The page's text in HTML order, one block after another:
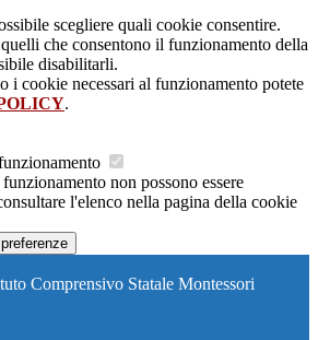
scegliere quali cookie consentire.
che consentono il funzionamento della
disabilitarli.
i cookie necessari al funzionamento potete
.
non possono essere
l'elenco nella pagina della cookie
Comprensivo Statale Montessori